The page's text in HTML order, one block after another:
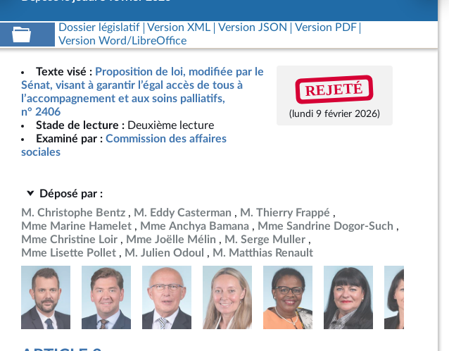
Date de dépôt
5 février 2026
5 février 2026
5 février 2026
Dossier législatif Version XML Version JSON
Version PDF
Version Word/LibreOffice
Texte visé : Proposition de loi, modifiée par le
Sénat, visant à garantir l’égal accès de tous à
l’accompagnement et aux soins palliatifs,
n° 2406
Stade de lecture : Deuxième lecture
Examiné par : Commission des affaires
sociales
REJETÉ
(lundi 9 février 2026)
Déposé par :
M. Christophe Bentz
M. Eddy Casterman
M. Thierry Frappé
Mme Marine Hamelet
Mme Anchya Bamana
Mme Sandrine Dogor-Such
Mme Christine Loir
Mme Joëlle Mélin
M. Serge Muller
Mme Lisette Pollet
M. Julien Odoul M. Matthias Renault